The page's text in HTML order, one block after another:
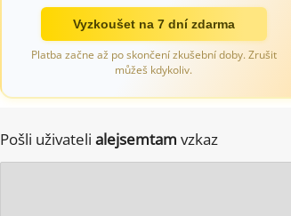
Vyzkoušet na 7 dní zdarma
Platba začne až po skončení zkušební doby. Zrušit
můžeš kdykoliv.
Pošli uživateli alejsemtam vzkaz